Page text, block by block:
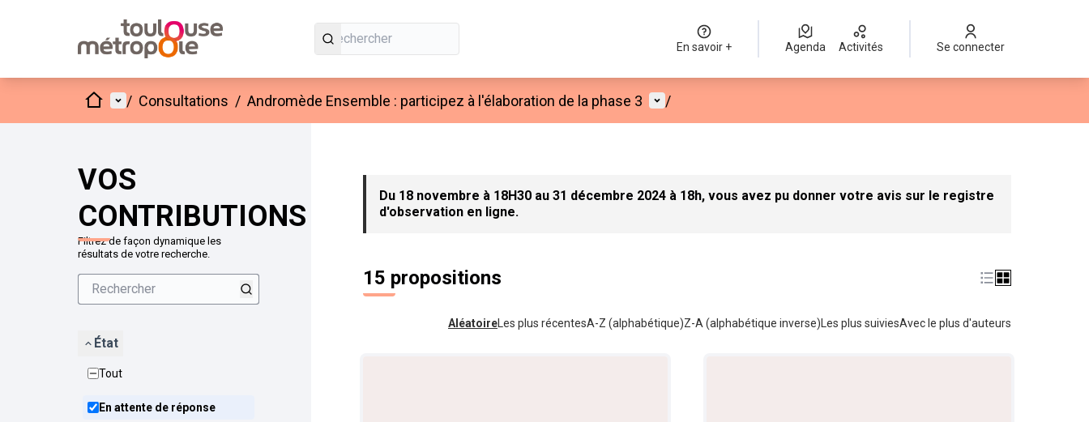
En savoir + Agenda Activités Se connecter
AccueilMenu principal
/ Consultations / Andromède Ensemble : participez à l'élaboration de la phase 3 Menu utilisateur
/
VOS
CONTRIBUTIONS
Filtrez de façon dynamique les
résultats de votre recherche.
État
Tout
En attente de réponse
Du 18 novembre à 18H30 au 31 décembre 2024 à 18h, vous avez pu donner votre avis sur le registre
d'observation en ligne.
15 propositions
Aléatoire Les plus récentesA-Z (alphabétique)Z-A (alphabétique inverse) Les plus suiviesAvec le plus d'auteurs